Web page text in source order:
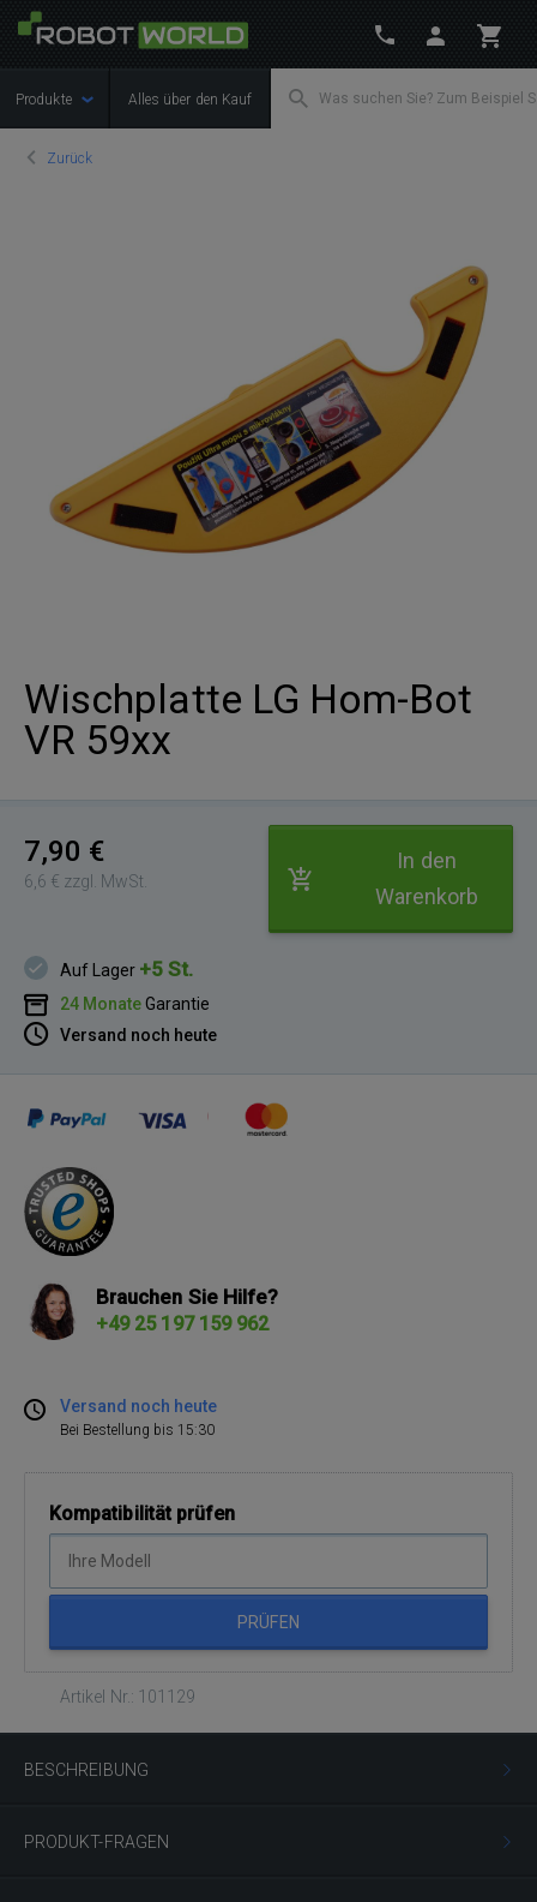
Produkte Alles über den Kauf
Zurück
Wischplatte LG Hom-Bot
VR 59xx
7,90 €
6,6 € zzgl. MwSt.
In den
Warenkorb
Auf Lager +5 St.
24 MonateGarantie
Versand noch heute
Brauchen Sie Hilfe?
+49 25 197 159 962
Versand noch heute
Bei Bestellung bis 15:30
Kompatibilität prüfen
PRÜFEN
Artikel Nr.: 101129
BESCHREIBUNG
PRODUKT-FRAGEN